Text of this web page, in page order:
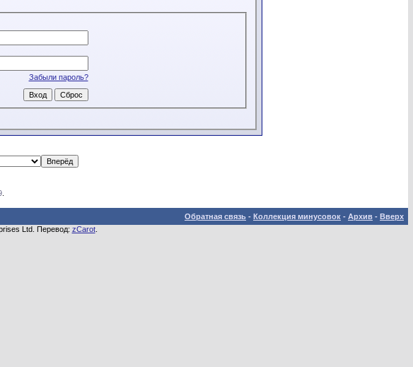
Забыли пароль?
.
Обратная связь - Коллекция минусовок - Архив - Вверх
Ltd. Перевод: zCarot.